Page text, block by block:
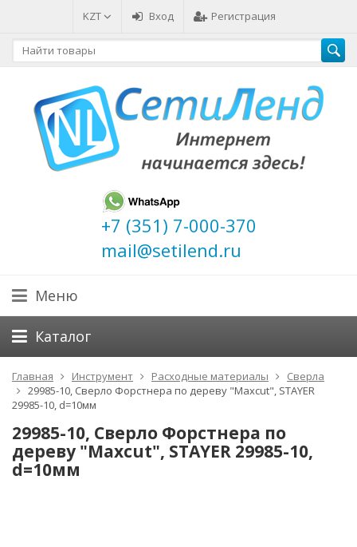
KZT Вход Регистрация
+7 (351) 7-000-370
mail@setilend.ru
Меню
Каталог
Главная Инструмент Расходные материалы
Сверла
29985-10, Сверло Форстнера по дереву "Maxcut", STAYER
29985-10, d=10мм
29985-10, Сверло Форстнера по
дереву "Maxcut", STAYER 29985-10,
d=10мм